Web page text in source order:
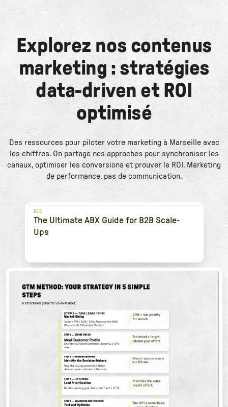
Explorez nos contenus
marketing : stratégies
data-driven et ROI
optimisé
Des ressources pour piloter votre marketing à Marseille avec
les chiffres. On partage nos approches pour synchroniser les
canaux, optimiser les conversions et prouver le ROI. Marketing
de performance, pas de communication.
B2B
The Ultimate ABX Guide for B2B Scale-
Ups